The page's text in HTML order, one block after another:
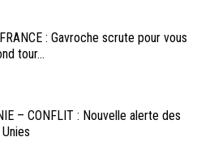
: Gavroche scrute pour vous
tour...
– CONFLIT : Nouvelle alerte des